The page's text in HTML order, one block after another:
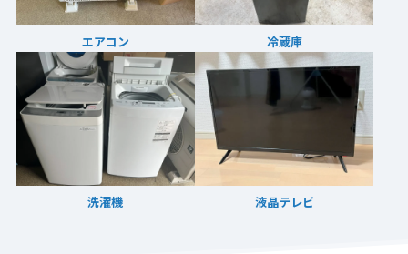
エアコン 冷蔵庫
洗濯機 液晶テレビ